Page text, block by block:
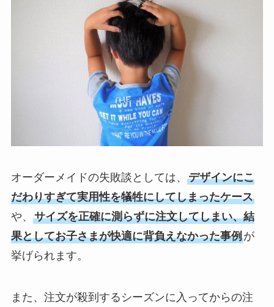
オーダーメイドの失敗談としては、 デザインにこ
だわりすぎて実用性を犠牲にしてしまったケース
や、 サイズを正確に測らずに注文してしまい、結
果としてお子さまが快適に背負えなかった事例が
挙げられます。
また、注文が殺到するシーズンに入ってからの注